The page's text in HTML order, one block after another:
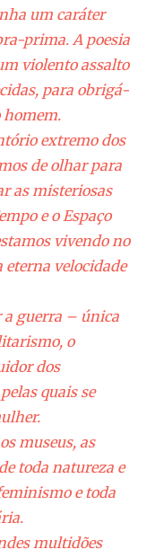
um caráter
prima. A poesia
violento assalto
para obrigá-
homem.
extremo dos
de olhar para
as misteriosas
e o Espaço
vivendo no
eterna velocidade
a guerra – única
o
dos
quais se
museus, as
toda natureza e
e toda
multidões